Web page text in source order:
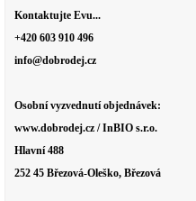
Kontaktujte Evu...
+420 603 910 496
info@dobrodej.cz
Osobní vyzvednutí objednávek:
www.dobrodej.cz / InBIO s.r.o.
Hlavní 488
252 45 Březová-Oleško, Březová